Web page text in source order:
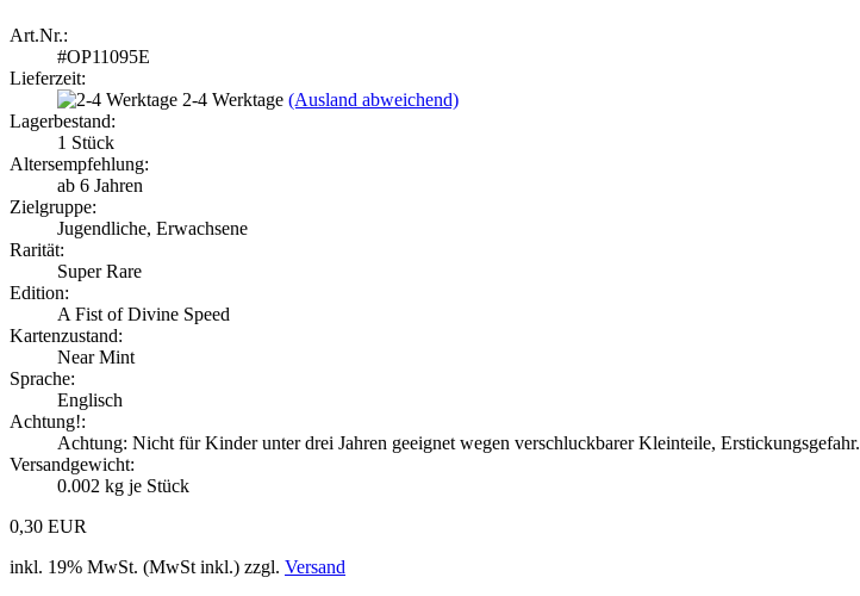
Art.Nr.:
#OP11095E
Lieferzeit:
2-4 Werktage (Ausland abweichend)
Lagerbestand:
1 Stück
Altersempfehlung:
ab 6 Jahren
Zielgruppe:
Jugendliche, Erwachsene
Rarität:
Super Rare
Edition:
A Fist of Divine Speed
Kartenzustand:
Near Mint
Sprache:
Englisch
Achtung!:
Achtung: Nicht für Kinder unter drei Jahren geeignet wegen verschluckbarer Kleinteile, Erstickungsgefahr.
Versandgewicht:
0.002 kg je Stück
0,30 EUR
inkl. 19% MwSt. (MwSt inkl.) zzgl. Versand